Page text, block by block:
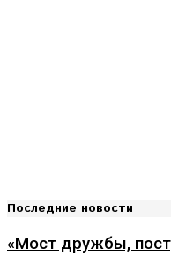
Последние новости
«Мост дружбы,